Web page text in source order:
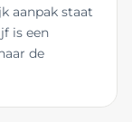
aanpak staat
is een
de